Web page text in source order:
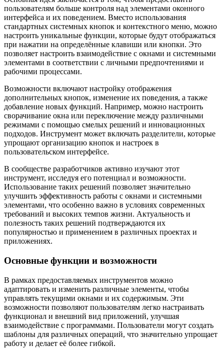
пользователям больше контроля над элементами оконного
интерфейса и их поведением. Вместо использования
стандартных системных кнопок и контекстного меню, можно
настроить уникальные функции, которые будут отображаться
при нажатии на определённые клавиши или кнопки. Это
позволяет настроить взаимодействие с окнами и системными
элементами в соответствии с личными предпочтениями и
рабочими процессами.
Возможности включают настройку отображения
дополнительных кнопок, изменение их поведения, а также
добавление новых функций. Например, можно настроить
сворачивание окна или переключение между различными
режимами с помощью смелых решений и инновационных
подходов. Инструмент может включать разделители, которые
упрощают организацию кнопок и настроек в
пользовательском интерфейсе.
В сообществе разработчиков активно изучают этот
инструмент, исследуя его потенциал и возможности.
Использование таких решений позволяет значительно
улучшить эффективность работы с окнами и системными
элементами, что особенно важно в условиях современных
требований и высоких темпов жизни. Актуальность и
полезность таких решений подтверждаются их
популярностью и применением в различных проектах и
приложениях.
Основные функции и возможности
В рамках предоставляемых инструментов можно
адаптировать и изменить различные элементы, чтобы
управлять текущими окнами и их содержимым. Эти
возможности позволяют пользователям легко настраивать
функционал и внешний вид приложений, улучшая
взаимодействие с программами. Пользователи могут создать
шаблоны для различных операций, что значительно упрощает
работу и делает её более гибкой.